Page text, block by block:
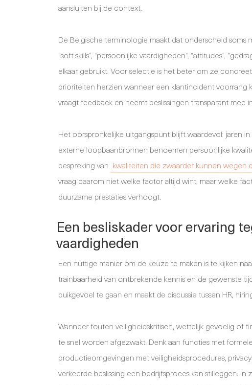
aansluiten bij de context.
De Belgische terminologie maakt dat onderscheid
“soft skills”, “persoonlijke vaardigheden”, “attitudes”,
elkaar gebruikt. Voor selectie is het beter om ze
prioriteiten herzien wanneer een klantincident voorrang
vraagt feedback en neemt beslissingen transparant mee
Het oorspronkelijke uitgangspunt blijft waardevol: jaren
externe loopbaanbronnen benoemen persoonlijke
bespreking van kwaliteiten die zwaarder kunnen wegen
vraag daarom niet welke factor altijd wint, maar welke
duurzame prestaties verhoogt.
Een besliskader voor ervaring
vaardigheden
Een nuttige manier om de keuze te maken is te kijken
trainbaarheid van ontbrekende kennis en de gewenste
buikgevoel te gaan en maakt de discussie tussen HR,
Wanneer fouten veiligheidskritisch, wettelijk gevoelig of
te snel worden afgezwakt. Denk aan functies met
productieomgevingen met veiligheidsprocedures,
verkeerde beslissing een bedrijfsproces kan stilleggen.